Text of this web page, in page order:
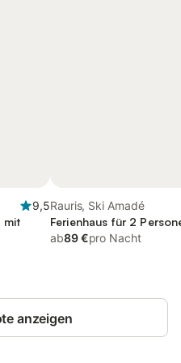
9,5
mit
Rauris, Ski Amadé
Ferienhaus für 2
ab89 €pro Nacht
anzeigen